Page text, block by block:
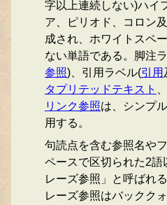
字以上連続しない)ハイ
ア、ピリオド、コロン
成され、ホワイトスペ
ない単語である。脚注
参照)、引用ラベル(引用
タプリテッドテキスト
リンク参照は、シンプ
用する。
句読点を含む参照名や
ペースで区切られた2語
レーズ参照」と呼ばれ
レーズ参照はバックク